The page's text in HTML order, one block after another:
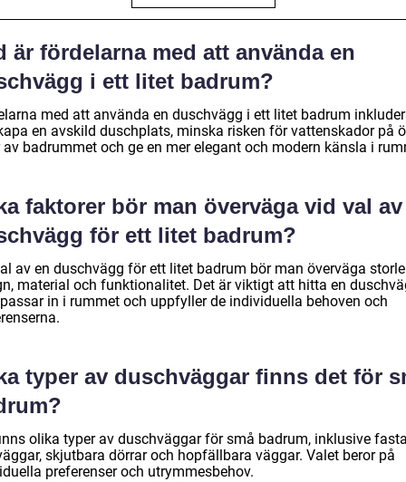
är fördelarna med att använda en
i ett litet badrum?
med att använda en duschvägg i ett litet badrum
en avskild duschplats, minska risken för vattenskador på
av badrummet och ge en mer elegant och modern känsla i
faktorer bör man överväga vid val
för ett litet badrum?
av en duschvägg för ett litet badrum bör man överväga
material och funktionalitet. Det är viktigt att hitta en
in i rummet och uppfyller de individuella behoven och
typer av duschväggar finns det för
olika typer av duschväggar för små badrum, inklusive
skjutbara dörrar och hopfällbara väggar. Valet beror på
preferenser och utrymmesbehov.